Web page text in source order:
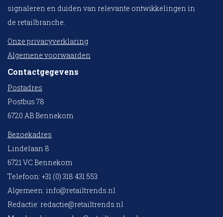
signaleren en duiden van relevante ontwikkelingen in
de retailbranche.
Onze privacyverklaring
Algemene voorwaarden
Contactgegevens
Postadres
Postbus 78
6720 AB Bennekom
Bezoekadres
Lindelaan 8
6721 VC Bennekom
Telefoon: +31 (0) 318 431 553
Algemeen: info@retailtrends.nl
Redactie: redactie@retailtrends.nl